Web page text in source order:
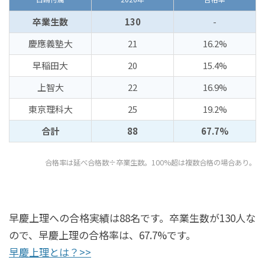
卒業生数 130
-
慶應義塾大
21
16.2%
早稲田大
20
15.4%
上智大
22
16.9%
東京理科大
25
19.2%
合計
88 67.7%
合格率は延べ合格数÷卒業生数。100%超は複数合格の場合あり。
早慶上理への合格実績は88名です。卒業生数が130人な
ので、早慶上理の合格率は、67.7%です。
早慶上理とは？>>